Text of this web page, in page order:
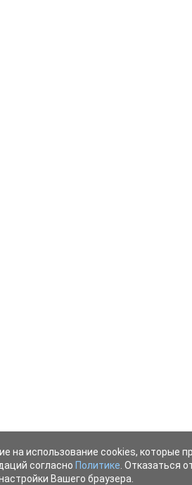
на использование cookies, которые
согласно Политике . Отказаться
Вашего браузера.